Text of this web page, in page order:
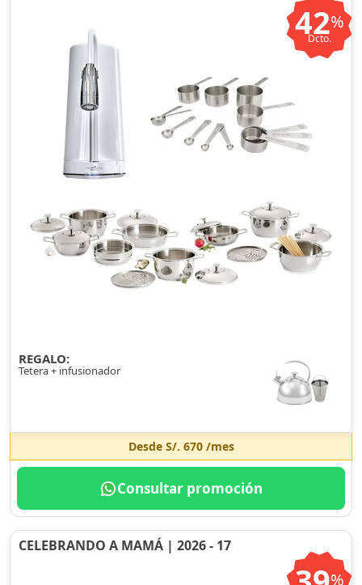
42%
Dcto.
REGALO:
Tetera + infusionador
Desde S/. 670/mes
Consultar promoción
CELEBRANDO A MAMÁ | 2026 - 17
%